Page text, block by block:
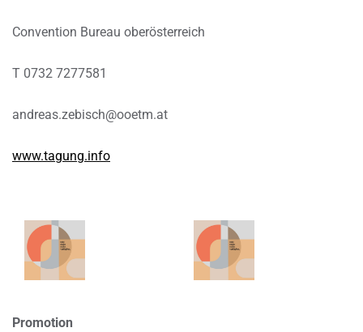
Convention Bureau oberösterreich
T 0732 7277581
andreas.zebisch@ooetm.at
www.tagung.info
Promotion